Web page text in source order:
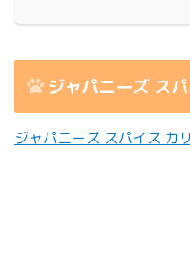
ジャパニーズ ス
ジャパニーズ スパイス カ